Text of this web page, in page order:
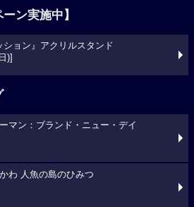
ン実施中】
ション』アクリルスタンド
)]
マン：ブランド・ニュー・デイ
わ 人魚の島のひみつ